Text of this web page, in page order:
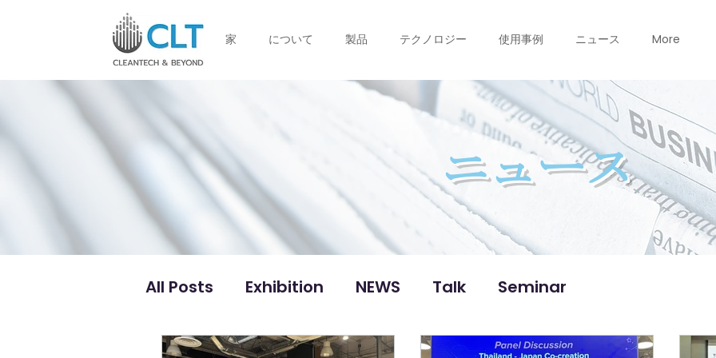
家 について 製品 テクノロジー 使用事例 ニュース More
ニュース
All Posts Exhibition NEWS Talk Seminar